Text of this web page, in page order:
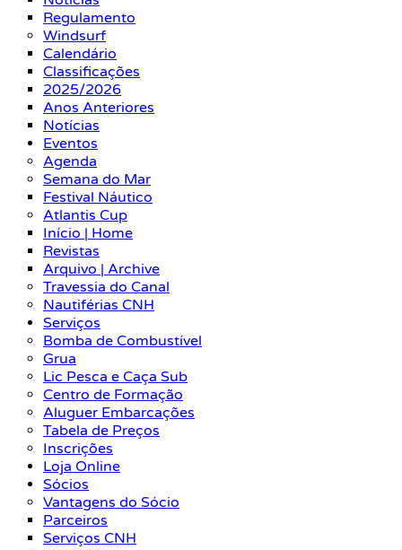
Regulamento
Windsurf
Calendário
Classificações
2025/2026
Anos Anteriores
Notícias
Eventos
Agenda
Semana do Mar
Festival Náutico
Atlantis Cup
Início | Home
Revistas
Arquivo | Archive
Travessia do Canal
Nautiférias CNH
Serviços
Bomba de Combustível
Grua
Lic Pesca e Caça Sub
Centro de Formação
Aluguer Embarcações
Tabela de Preços
Inscrições
Loja Online
Sócios
Vantagens do Sócio
Parceiros
Serviços CNH